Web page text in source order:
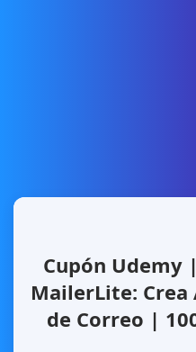
Cupón Udemy
MailerLite:
de Correo |